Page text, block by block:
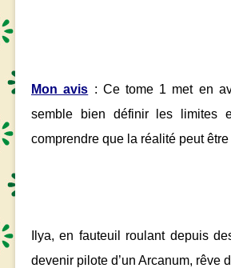
Mon avis : Ce tome 1 met en
semble bien définir les limites
comprendre que la réalité peut
Ilya, en fauteuil roulant depuis
devenir pilote d’un Arcanum, rêve